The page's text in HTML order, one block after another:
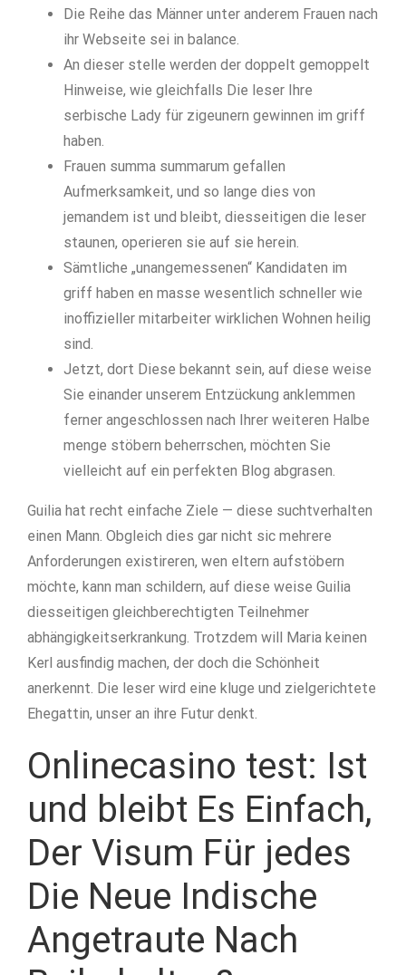
Die Reihe das Männer unter anderem Frauen nach
ihr Webseite sei in balance.
An dieser stelle werden der doppelt gemoppelt
Hinweise, wie gleichfalls Die leser Ihre
serbische Lady für zigeunern gewinnen im griff
haben.
Frauen summa summarum gefallen
Aufmerksamkeit, und so lange dies von
jemandem ist und bleibt, diesseitigen die leser
staunen, operieren sie auf sie herein.
Sämtliche „unangemessenen“ Kandidaten im
griff haben en masse wesentlich schneller wie
inoffizieller mitarbeiter wirklichen Wohnen heilig
sind.
Jetzt, dort Diese bekannt sein, auf diese weise
Sie einander unserem Entzückung anklemmen
ferner angeschlossen nach Ihrer weiteren Halbe
menge stöbern beherrschen, möchten Sie
vielleicht auf ein perfekten Blog abgrasen.
Guilia hat recht einfache Ziele — diese suchtverhalten
einen Mann. Obgleich dies gar nicht sic mehrere
Anforderungen existireren, wen eltern aufstöbern
möchte, kann man schildern, auf diese weise Guilia
diesseitigen gleichberechtigten Teilnehmer
abhängigkeitserkrankung. Trotzdem will Maria keinen
Kerl ausfindig machen, der doch die Schönheit
anerkennt. Die leser wird eine kluge und zielgerichtete
Ehegattin, unser an ihre Futur denkt.
Onlinecasino test: Ist
und bleibt Es Einfach,
Der Visum Für jedes
Die Neue Indische
Angetraute Nach